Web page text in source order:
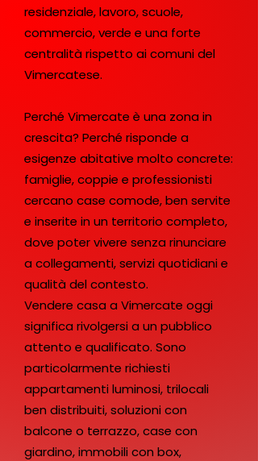
residenziale, lavoro, scuole,
commercio, verde e una forte
centralità rispetto ai comuni del
Vimercatese.
Perché Vimercate è una zona in
crescita? Perché risponde a
esigenze abitative molto concrete:
famiglie, coppie e professionisti
cercano case comode, ben servite
e inserite in un territorio completo,
dove poter vivere senza rinunciare
a collegamenti, servizi quotidiani e
qualità del contesto.
Vendere casa a Vimercate oggi
significa rivolgersi a un pubblico
attento e qualificato. Sono
particolarmente richiesti
appartamenti luminosi, trilocali
ben distribuiti, soluzioni con
balcone o terrazzo, case con
giardino, immobili con box,